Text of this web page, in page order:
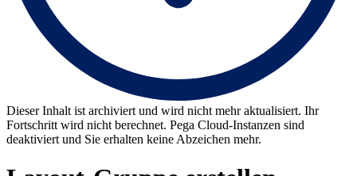
Dieser Inhalt ist archiviert und wird nicht mehr aktualisiert. Ihr
Fortschritt wird nicht berechnet. Pega Cloud-Instanzen sind
deaktiviert und Sie erhalten keine Abzeichen mehr.